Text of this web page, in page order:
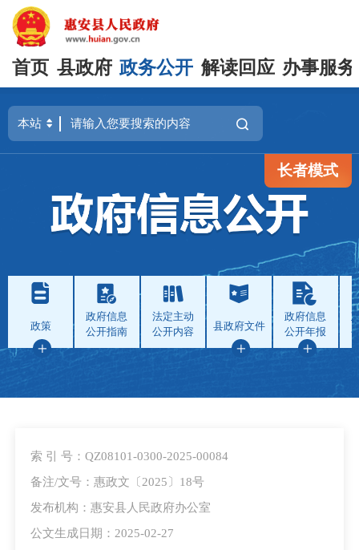
首页 县政府 政务公开 解读回应 办事服务
长者模式
政策
政府信息
公开指南
法定主动
公开内容
县政府文件
政府信息
公开年报
索 引 号：QZ08101-0300-2025-00084
备注/文号：惠政文〔2025〕18号
发布机构：惠安县人民政府办公室
公文生成日期：2025-02-27